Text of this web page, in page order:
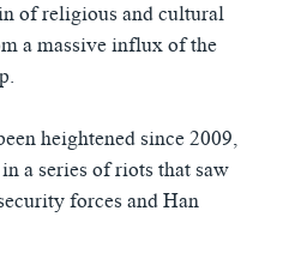
of religious and cultural
a massive influx of the
heightened since 2009,
a series of riots that saw
forces and Han